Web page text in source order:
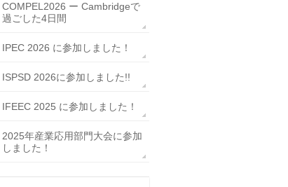
COMPEL2026 ー Cambridgeで
過ごした4日間
IPEC 2026 に参加しました！
ISPSD 2026に参加しました!!
IFEEC 2025 に参加しました！
2025年産業応用部門大会に参加
しました！